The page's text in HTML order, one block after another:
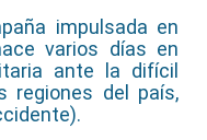
impulsada en
varios días en
ante la difícil
regiones del país,